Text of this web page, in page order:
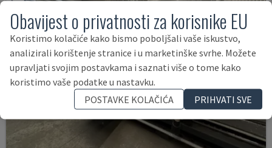
Obavijest o privatnosti za korisnike EU
Koristimo kolačiće kako bismo poboljšali vaše iskustvo,
analizirali korištenje stranice i u marketinške svrhe. Možete
upravljati svojim postavkama i saznati više o tome kako
koristimo vaše podatke u nastavku.
POSTAVKE KOLAČIĆA
PRIHVATI SVE